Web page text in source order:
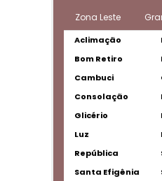
Zona Leste
Aclimação
Bom Retiro
Cambuci
Consolação
Glicério
Luz
República
Santa Efigênia